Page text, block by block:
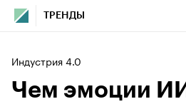
ТРЕНДЫ
Индустрия 4.0
Чем эмоции